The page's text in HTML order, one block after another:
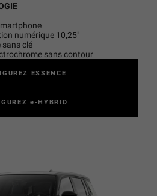
numérique 10,25"
sans clé
sans contour
ESSENCE
e-HYBRID